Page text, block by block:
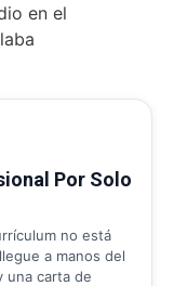
en el
Por Solo
no está
a manos del
una carta de